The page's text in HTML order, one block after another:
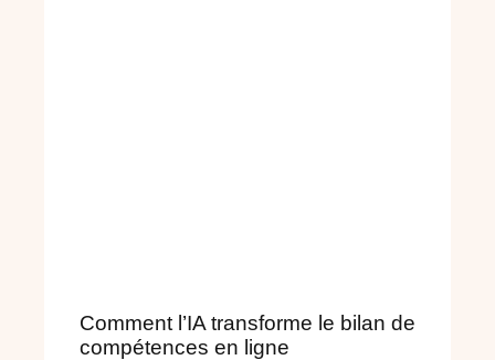
Comment l’IA transforme le bilan de
compétences en ligne